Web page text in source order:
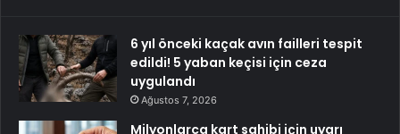
6 yıl önceki kaçak avın failleri tespit
edildi! 5 yaban keçisi için ceza
uygulandı
Ağustos 7, 2026
Milyonlarca kart sahibi için uyarı